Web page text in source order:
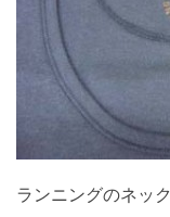
ランニングのネック